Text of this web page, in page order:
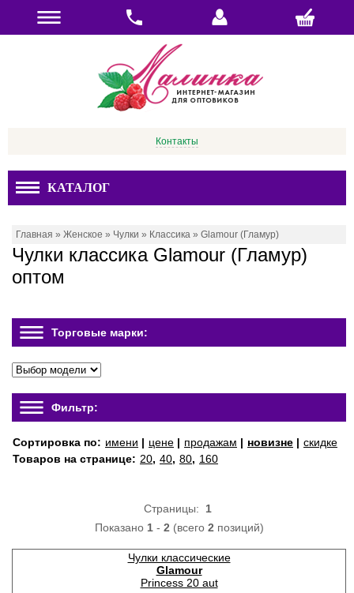
Контакты
КАТАЛОГ
Главная » Женское » Чулки » Классика » Glamour (Гламур)
Чулки классика Glamour (Гламур)
оптом
Торговые марки:
Фильтр:
Сортировка по: имени | цене | продажам | новизне | скидке
Товаров на странице: 20, 40, 80, 160
Страницы: 1
Показано 1- 2 (всего 2 позиций)
Чулки классические
Glamour
Princess 20 aut